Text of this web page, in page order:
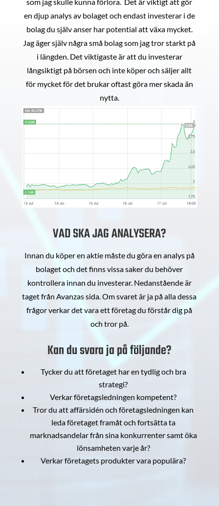
en djup analys av bolaget och endast investerar i de
bolag du själv anser har potential att växa mycket.
Jag äger själv några små bolag som jag tror starkt på
i längden. Det viktigaste är att du investerar
långsiktigt på börsen och inte köper och säljer allt
för mycket för det brukar oftast göra mer skada än
nytta.
VAD SKA JAG ANALYSERA?
Innan du köper en aktie måste du göra en analys på
bolaget och det finns vissa saker du behöver
kontrollera innan du investerar. Nedanstående är
taget från Avanzas sida. Om svaret är ja på alla dessa
frågor verkar det vara ett företag du förstår dig på
och tror på.
Kan du svara ja på följande?
Tycker du att företaget har en tydlig och bra
strategi?
Verkar företagsledningen kompetent?
Tror du att affärsidén och företagsledningen kan
leda företaget framåt och fortsätta ta
marknadsandelar från sina konkurrenter samt öka
lönsamheten varje år?
Verkar företagets produkter vara populära?